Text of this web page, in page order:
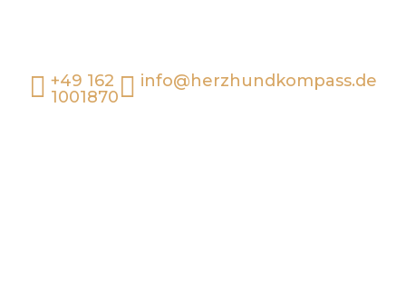
 +49 162
1001870 info@herzhundkompass.de